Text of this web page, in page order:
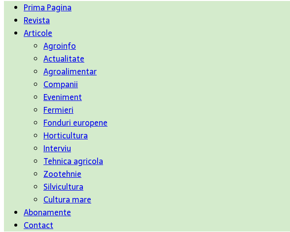
Prima Pagina
Revista
Articole
Agroinfo
Actualitate
Agroalimentar
Companii
Eveniment
Fermieri
Fonduri europene
Horticultura
Interviu
Tehnica agricola
Zootehnie
Silvicultura
Cultura mare
Abonamente
Contact